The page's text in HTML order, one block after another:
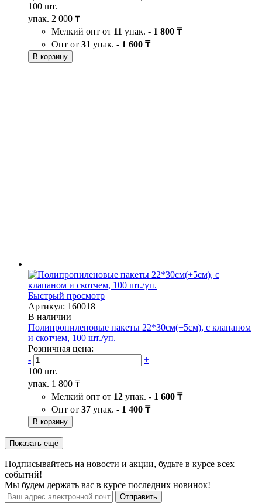
100 шт.
упак. 2 000 ₸
Мелкий опт от 11 упак. - 1 800 ₸
Опт от 31 упак. - 1 600 ₸
В корзину
Быстрый просмотр
Артикул: 160018
В наличии
Полипропиленовые пакеты 22*30см(+5см), с клапаном
и скотчем, 100 шт./уп.
Розничная цена:
-
+
100 шт.
упак. 1 800 ₸
Мелкий опт от 12 упак. - 1 600 ₸
Опт от 37 упак. - 1 400 ₸
В корзину
Показать ещё
Подписывайтесь на новости и акции, будьте в курсе всех
событий!
Мы будем держать вас в курсе последних новинок!